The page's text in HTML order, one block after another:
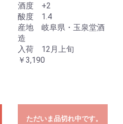
酒度 +2
酸度 1.4
産地 岐阜県・玉泉堂酒
造
入荷 12月上旬
￥3,190
ただいま品切れ中です。